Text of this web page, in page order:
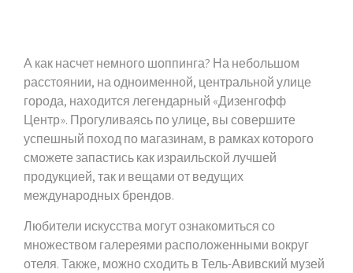
А как насчет немного шоппинга? На небольшом
расстоянии, на одноименной, центральной улице
города, находится легендарный «Дизенгофф
Центр». Прогуливаясь по улице, вы совершите
успешный поход по магазинам, в рамках которого
сможете запастись как израильской лучшей
продукцией, так и вещами от ведущих
международных брендов.
Любители искусства могут ознакомиться со
множеством галереями расположенными вокруг
отеля. Также, можно сходить в Тель-Авивский музей